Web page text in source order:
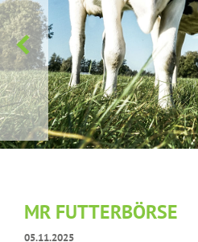
MR FUTTERBÖRSE
05.11.2025